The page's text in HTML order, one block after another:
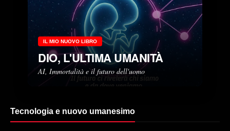
IL MIO NUOVO LIBRO
DIO, L'ULTIMA UMANITÀ
AI, Immortalità e il futuro dell'uomo
Tecnologia e nuovo umanesimo